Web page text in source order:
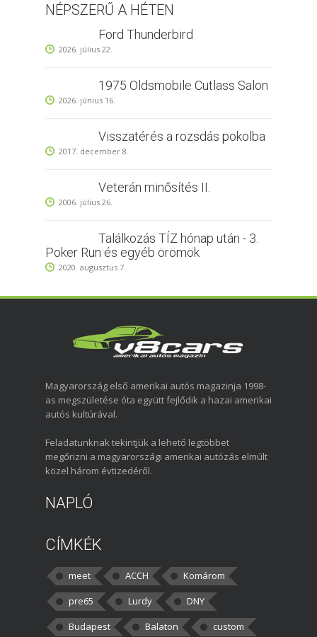
NÉPSZERŰ A HÉTEN
Ford Thunderbird
2026. július 22.
1975 Oldsmobile Cutlass Salon
2026. június 16.
Visszatérés a rozsdás pokolba
2017. december 8.
Veterán minősítés II.
2006. július 26.
Találkozás TÍZ hónap után - 3.
Poker Run és egyéb örömök
2020. augusztus 7.
Magyarország első amerikai autós magazinja 1998-
as megszületése óta együtt fejlődik a hazai amerikai
autós kultúrával.
Feladatunknak tekintjük a lehető legtöbbet
megőrizni a magyarországi amerikai autózás elmúlt
közel három évtizedéről.
NAPLÓ
CÍMKÉK
meet ACCH
Komárom
pre65
Lurdy
DNY
Budapest
Balaton custom